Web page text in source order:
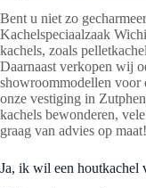
Bent u niet zo
Kachelspeciaalzaak
kachels, zoals
Daarnaast verkopen wij
showroommodellen voor
onze vestiging in
kachels bewonderen,
graag van advies op maat!
Ja, ik wil een houtkachel